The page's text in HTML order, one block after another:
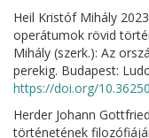
Heil Kristóf Mihály
operátumok rövid
Mihály (szerk.): Az
perekig. Budapest:
https://doi.org/
Herder Johann
történetének